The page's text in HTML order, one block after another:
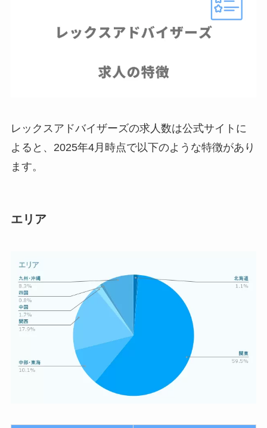
レックスアドバイザーズの求人数は公式サイトに
よると、2025年4月時点で以下のような特徴があり
ます。
エリア